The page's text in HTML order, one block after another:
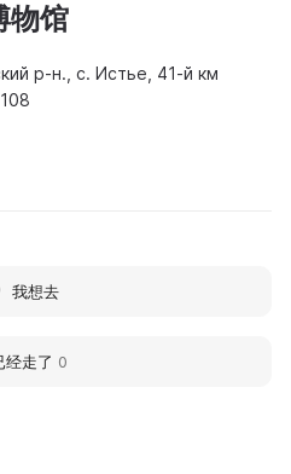
物馆
р-н., с. Истье, 41-й км
我想去
经走了 0